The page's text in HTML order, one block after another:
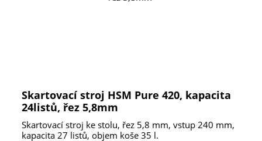
Skartovací stroj HSM Pure 420, kapacita
24listů, řez 5,8mm
Skartovací stroj ke stolu, řez 5,8 mm, vstup 240 mm,
kapacita 27 listů, objem koše 35 l.